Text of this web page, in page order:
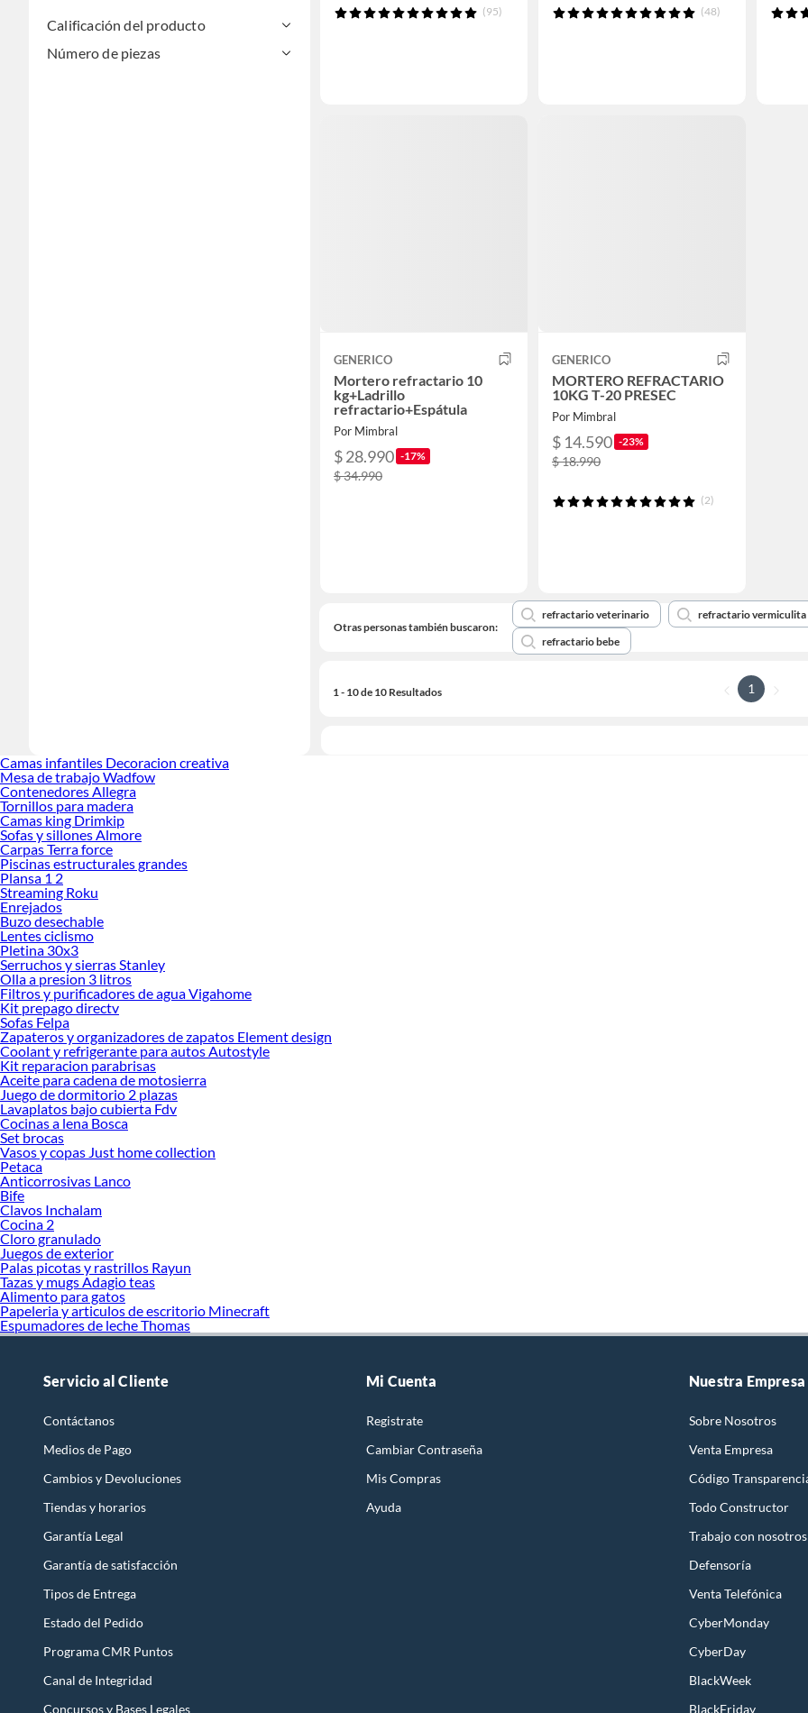
Calificación del producto
Número de piezas
(95) (48)
GENERICO
Mortero refractario 10
kg+Ladrillo
refractario+Espátula
Por Mimbral
$ 28.990 -17%
$ 34.990
GENERICO
MORTERO REFRACTARIO
10KG T-20 PRESEC
Por Mimbral
$ 14.590 -23%
$ 18.990
(2)
Otras personas también buscaron:
refractario veterinario refractario vermiculita
refractario bebe
1 - 10 de 10 Resultados 1
Camas infantiles Decoracion creativa
Mesa de trabajo Wadfow
Contenedores Allegra
Tornillos para madera
Camas king Drimkip
Sofas y sillones Almore
Carpas Terra force
Piscinas estructurales grandes
Plansa 1 2
Streaming Roku
Enrejados
Buzo desechable
Lentes ciclismo
Pletina 30x3
Serruchos y sierras Stanley
Olla a presion 3 litros
Filtros y purificadores de agua Vigahome
Kit prepago directv
Sofas Felpa
Zapateros y organizadores de zapatos Element design
Coolant y refrigerante para autos Autostyle
Kit reparacion parabrisas
Aceite para cadena de motosierra
Juego de dormitorio 2 plazas
Lavaplatos bajo cubierta Fdv
Cocinas a lena Bosca
Set brocas
Vasos y copas Just home collection
Petaca
Anticorrosivas Lanco
Bife
Clavos Inchalam
Cocina 2
Cloro granulado
Juegos de exterior
Palas picotas y rastrillos Rayun
Tazas y mugs Adagio teas
Alimento para gatos
Papeleria y articulos de escritorio Minecraft
Espumadores de leche Thomas
Servicio al Cliente
Contáctanos
Medios de Pago
Cambios y Devoluciones
Tiendas y horarios
Garantía Legal
Garantía de satisfacción
Tipos de Entrega
Estado del Pedido
Programa CMR Puntos
Canal de Integridad
Concursos y Bases Legales
Mi Cuenta
Registrate
Cambiar Contraseña
Mis Compras
Ayuda
Nuestra Empresa
Sobre Nosotros
Venta Empresa
Código
Todo Constructor
Trabajo con nosotros
Defensoría
Venta Telefónica
CyberMonday
CyberDay
BlackWeek
BlackFriday